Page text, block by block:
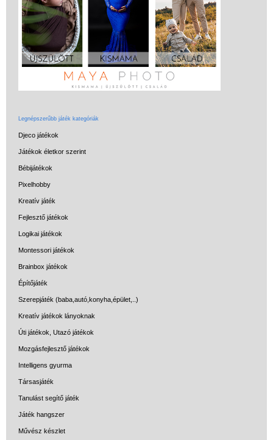
Legnépszerűbb játék kategóriák
Djeco játékok
Játékok életkor szerint
Bébijátékok
Pixelhobby
Kreatív játék
Fejlesztő játékok
Logikai játékok
Montessori játékok
Brainbox játékok
Építőjáték
Szerepjáték (baba,autó,konyha,épület,..)
Kreatív játékok lányoknak
Úti játékok, Utazó játékok
Mozgásfejlesztő játékok
Intelligens gyurma
Társasjáték
Tanulást segítő játék
Játék hangszer
Művész készlet
Miért vásárolj nálunk?
Akiket támogatunk
Garancia
Játék rendelés - Az internetes
vásárlás előnyei